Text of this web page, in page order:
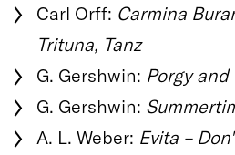
Carl Orff: Carmina
Trituna, Tanz
G. Gershwin: Porgy and
G. Gershwin:
A. L. Weber: Evita –